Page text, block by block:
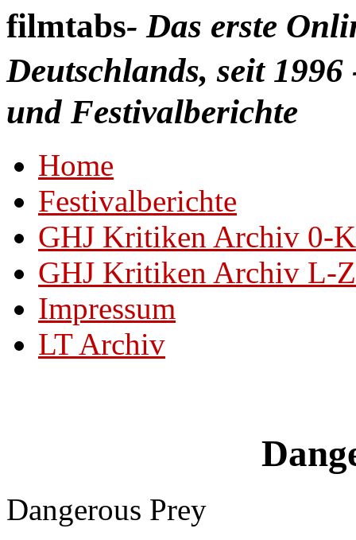
filmtabs- Das erste
Deutschlands, seit
und Festivalberichte
Home
Festivalberichte
GHJ Kritiken Archiv 0-K
GHJ Kritiken Archiv L-Z
Impressum
LT Archiv
Dangerous Prey